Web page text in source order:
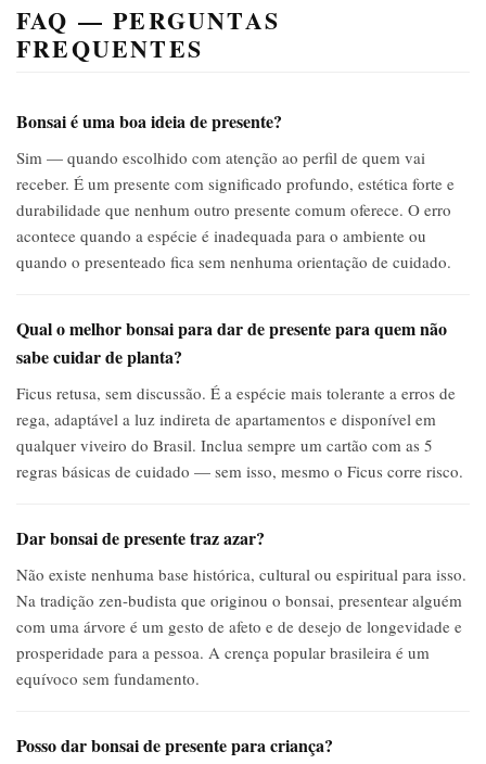
FAQ — PERGUNTAS
FREQUENTES
Bonsai é uma boa ideia de presente?
Sim — quando escolhido com atenção ao perfil de quem vai
receber. É um presente com significado profundo, estética forte e
durabilidade que nenhum outro presente comum oferece. O erro
acontece quando a espécie é inadequada para o ambiente ou
quando o presenteado fica sem nenhuma orientação de cuidado.
Qual o melhor bonsai para dar de presente para quem não
sabe cuidar de planta?
Ficus retusa, sem discussão. É a espécie mais tolerante a erros de
rega, adaptável a luz indireta de apartamentos e disponível em
qualquer viveiro do Brasil. Inclua sempre um cartão com as 5
regras básicas de cuidado — sem isso, mesmo o Ficus corre risco.
Dar bonsai de presente traz azar?
Não existe nenhuma base histórica, cultural ou espiritual para isso.
Na tradição zen-budista que originou o bonsai, presentear alguém
com uma árvore é um gesto de afeto e de desejo de longevidade e
prosperidade para a pessoa. A crença popular brasileira é um
equívoco sem fundamento.
Posso dar bonsai de presente para criança?